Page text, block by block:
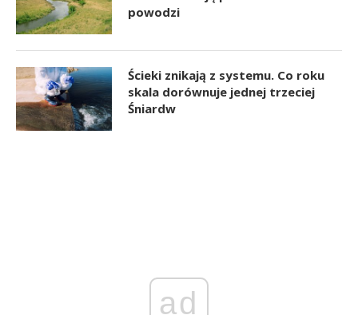
powodzi
Ścieki znikają z systemu. Co roku
skala dorównuje jednej trzeciej
Śniardw
ad